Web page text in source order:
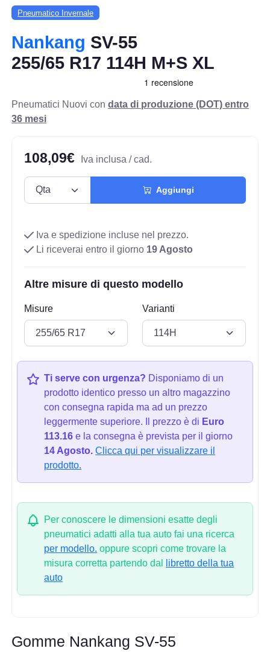
Pneumatico Invernale
Nankang SV-55
255/65 R17 114H M+S XL
Pneumatici Nuovi condata di produzione (DOT) entro
36 mesi
108,09€ Iva inclusa / cad.
Aggiungi
Iva e spedizione incluse nel prezzo.
Li riceverai entro il giorno 19 Agosto
Altre misure di questo modello
Misure Varianti
Ti serve con urgenza? Disponiamo di un
prodotto identico presso un altro magazzino
con consegna rapida ma ad un prezzo
leggermente superiore. Il prezzo è di Euro
113.16 e la consegna è prevista per il giorno
14 Agosto. Clicca qui per visualizzare il
prodotto.
Per conoscere le dimensioni esatte degli
pneumatici adatti alla tua auto fai una ricerca
per modello. oppure scopri come trovare la
misura corretta partendo dal
libretto della tua
auto
Gomme Nankang SV-55